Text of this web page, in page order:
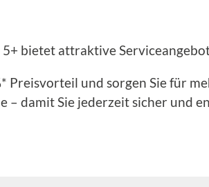
bietet attraktive
Preisvorteil und sorgen Sie für
– damit Sie jederzeit sicher und